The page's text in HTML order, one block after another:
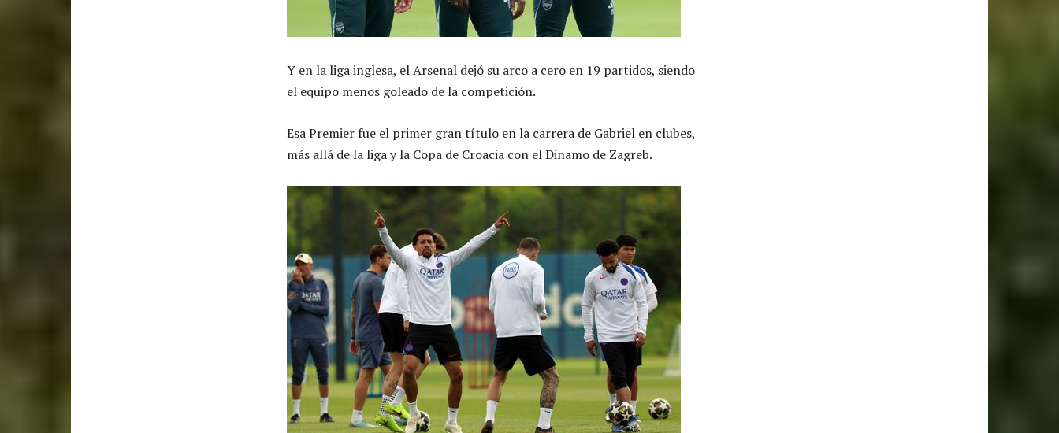
Y en la liga inglesa, el Arsenal dejó su arco a cero en 19 partidos, siendo
el equipo menos goleado de la competición.
Esa Premier fue el primer gran título en la carrera de Gabriel en clubes,
más allá de la liga y la Copa de Croacia con el Dinamo de Zagreb.